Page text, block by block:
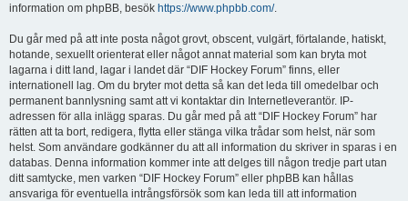
information om phpBB, besök https://www.phpbb.com/.
Du går med på att inte posta något grovt, obscent, vulgärt, förtalande, hatiskt,
hotande, sexuellt orienterat eller något annat material som kan bryta mot
lagarna i ditt land, lagar i landet där “DIF Hockey Forum” finns, eller
internationell lag. Om du bryter mot detta så kan det leda till omedelbar och
permanent bannlysning samt att vi kontaktar din Internetleverantör. IP-
adressen för alla inlägg sparas. Du går med på att “DIF Hockey Forum” har
rätten att ta bort, redigera, flytta eller stänga vilka trådar som helst, när som
helst. Som användare godkänner du att all information du skriver in sparas i en
databas. Denna information kommer inte att delges till någon tredje part utan
ditt samtycke, men varken “DIF Hockey Forum” eller phpBB kan hållas
ansvariga för eventuella intrångsförsök som kan leda till att information